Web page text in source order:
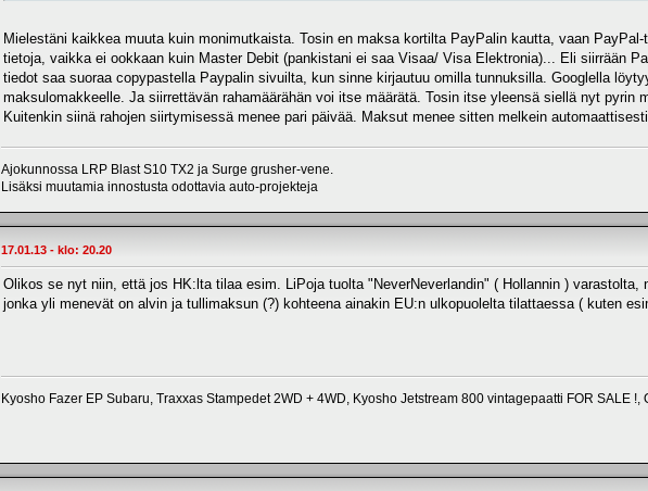
Mielestäni kaikkea muuta kuin monimutkaista. Tosin en maksa kortilta PayPalin kautta, vaan
tietoja, vaikka ei ookkaan kuin Master Debit (pankistani ei saa Visaa/ Visa Elektronia)... Eli siirrään
tiedot saa suoraa copypastella Paypalin sivuilta, kun sinne kirjautuu omilla tunnuksilla. Googlella
maksulomakkeelle. Ja siirrettävän rahamäärähän voi itse määrätä. Tosin itse yleensä siellä nyt pyrin
Kuitenkin siinä rahojen siirtymisessä menee pari päivää. Maksut menee sitten melkein
Ajokunnossa LRP Blast S10 TX2 ja Surge grusher-vene.
Lisäksi muutamia innostusta odottavia auto-projekteja
17.01.13 - klo: 20.20
Olikos se nyt niin, että jos HK:lta tilaa esim. LiPoja tuolta "NeverNeverlandin" ( Hollannin )
jonka yli menevät on alvin ja tullimaksun (?) kohteena ainakin EU:n ulkopuolelta tilattaessa ( kuten
Kyosho Fazer EP Subaru, Traxxas Stampedet 2WD + 4WD, Kyosho Jetstream 800 vintagepaatti FOR SALE